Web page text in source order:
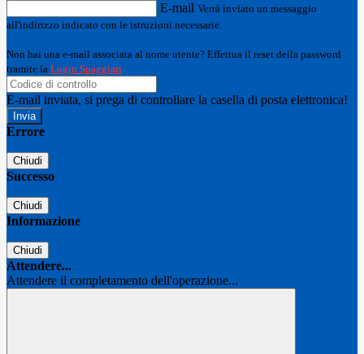
E-mail Verrà inviato un messaggio
all'indirizzo indicato con le istruzioni necessarie.
Non hai una e-mail associata al nome utente? Effettua il reset della password
tramite la Login Spaggiari
E-mail inviata, si prega di controllare la casella di posta elettronica!
Errore
Chiudi
Successo
Chiudi
Informazione
Chiudi
Attendere...
Attendere il completamento dell'operazione...